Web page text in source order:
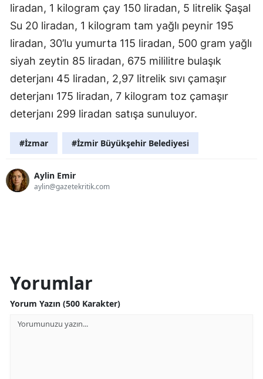
liradan, 1 kilogram çay 150 liradan, 5 litrelik Şaşal
Su 20 liradan, 1 kilogram tam yağlı peynir 195
liradan, 30’lu yumurta 115 liradan, 500 gram yağlı
siyah zeytin 85 liradan, 675 mililitre bulaşık
deterjanı 45 liradan, 2,97 litrelik sıvı çamaşır
deterjanı 175 liradan, 7 kilogram toz çamaşır
deterjanı 299 liradan satışa sunuluyor.
#İzmar #İzmir Büyükşehir Belediyesi
Aylin Emir
aylin@gazetekritik.com
Yorumlar
Yorum Yazın (500 Karakter)